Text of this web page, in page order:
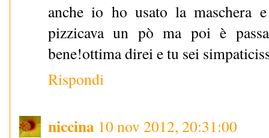
anche io ho usato la maschera
pizzicava un pò ma poi è
bene!ottima direi e tu sei
Rispondi
niccina 10 nov 2012, 20:31:00